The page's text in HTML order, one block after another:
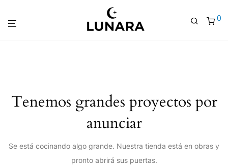
0
Tenemos grandes proyectos por
anunciar
Se está cocinando algo grande. Nuestra tienda está en obras y
pronto abrirá sus puertas.